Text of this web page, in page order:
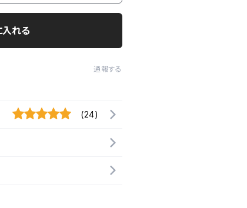
入れる
通報する
(24)